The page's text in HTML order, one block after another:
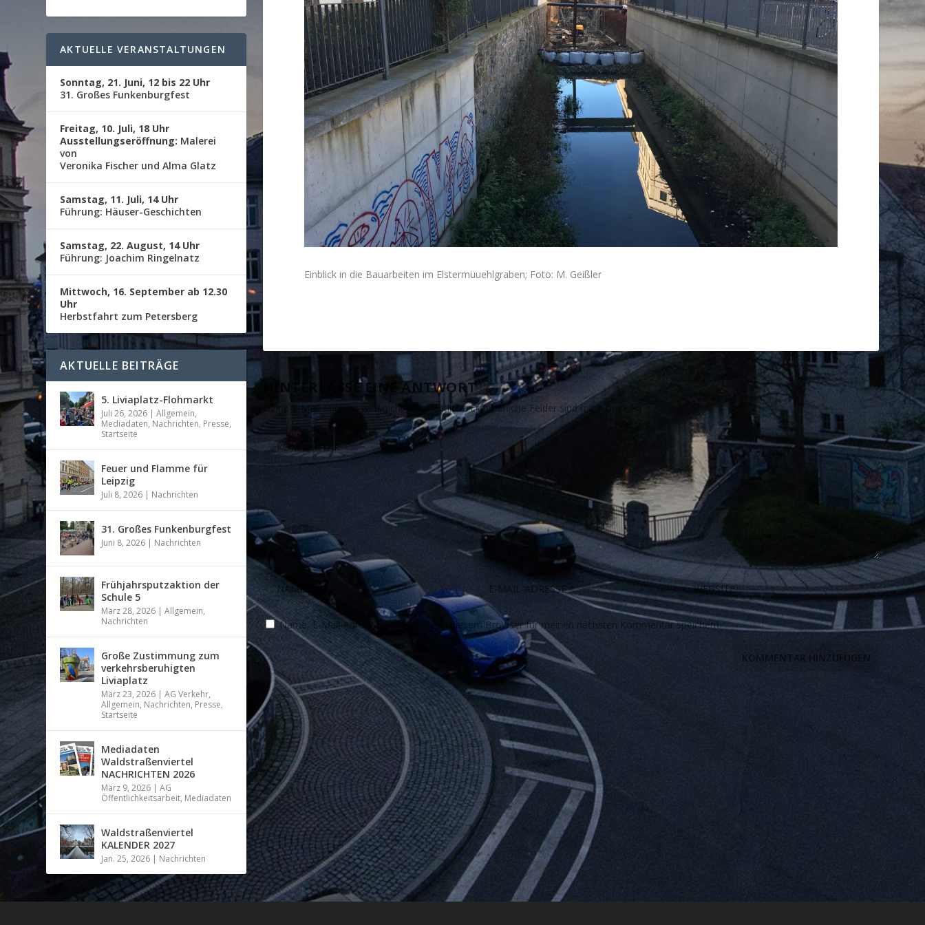
Einblick in die Bauarbeiten im Elstermüuehlgraben; Foto: M. Geißler
HINTERLASSE EINE ANTWORT
Deine E-Mail-Adresse wird nicht veröffentlicht. Erforderliche Felder sind mit*
Name, E-Mail-Adresse und Website in diesem Browser für meinen nächsten Kommentar speichern.
AKTUELLE VERANSTALTUNGEN
Sonntag, 21. Juni, 12 bis 22 Uhr
31. Großes Funkenburgfest
Freitag, 10. Juli, 18 Uhr
Ausstellungseröffnung: Malerei
von
Veronika Fischer und Alma Glatz
Samstag, 11. Juli, 14 Uhr
Führung: Häuser-Geschichten
Samstag, 22. August, 14 Uhr
Führung: Joachim Ringelnatz
Mittwoch, 16. September ab 12.30
Uhr
Herbstfahrt zum Petersberg
AKTUELLE BEITRÄGE
5. Liviaplatz-Flohmarkt
Juli 26, 2026 |Allgemein,
Mediadaten, Nachrichten, Presse,
Startseite
Feuer und Flamme für
Leipzig
Juli 8, 2026 | Nachrichten
31. Großes Funkenburgfest
Juni 8, 2026 | Nachrichten
Frühjahrsputzaktion der
Schule 5
März 28, 2026 |Allgemein,
Nachrichten
Große Zustimmung zum
verkehrsberuhigten
Liviaplatz
März 23, 2026 |AG Verkehr,
Allgemein, Nachrichten, Presse,
Startseite
Mediadaten
Waldstraßenviertel
NACHRICHTEN 2026
März 9, 2026 |AG
Öffentlichkeitsarbeit, Mediadaten
Waldstraßenviertel
KALENDER 2027
Jan. 25, 2026 | Nachrichten